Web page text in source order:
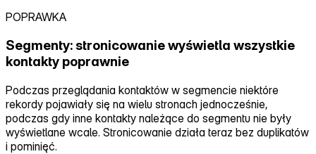
POPRAWKA
Segmenty: stronicowanie wyświetla wszystkie
kontakty poprawnie
Podczas przeglądania kontaktów w segmencie niektóre
rekordy pojawiały się na wielu stronach jednocześnie,
podczas gdy inne kontakty należące do segmentu nie były
wyświetlane wcale. Stronicowanie działa teraz bez duplikatów
i pominięć.